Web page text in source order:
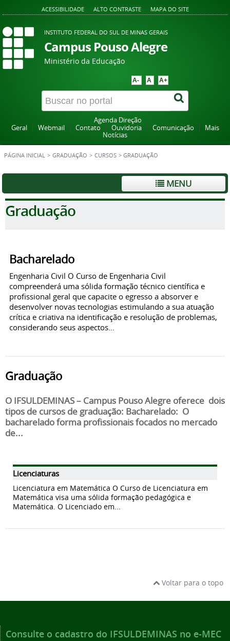
ACESSIBILIDADE ALTO CONTRASTE MAPA DO SITE
INSTITUTO FEDERAL DO SUL DE MINAS GERAIS
Campus Pouso Alegre
Ministério da Educação
A- A A+
Agenda Direção
Geral
Webmail Contato Ouvidoria Comunicação
Mais
Notícias
PÁGINA INICIAL > GRADUAÇÃO > CURSOS > GRADUAÇÃO
MENU
Graduação
Bacharelado
Engenharia Civil O Curso de Engenharia Civil
compreenderá uma sólida formação técnico científica e
profissional geral que capacite o egresso a absorver e
desenvolver novas tecnologias estimulando a sua atuação
crítica e criativa na identificação e resolução de problemas,
considerando seus aspectos...
Graduação
O IFSULDEMINAS – Campus Pouso Alegre oferece dois
tipos de cursos de graduação: Bacharelado: O
bacharelado forma profissionais focados no mercado
de...
Licenciaturas
Licenciatura em Matemática O Curso de Licenciatura em
Matemática visa uma sólida formação pedagógica e
Matemática. O Licenciado em...
Voltar para o topo
Consulte o cadastro do IFSULDEMINAS no e-MEC